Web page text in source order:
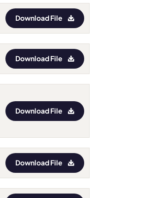
Download File
Download File
Download File
Download File